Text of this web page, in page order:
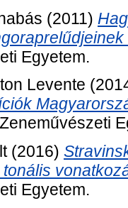
(2011)
Egyetem.
Levente
(2016)
Egyetem.